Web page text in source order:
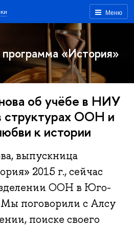
Меню
программа «История»
об учёбе в НИУ
ООН и
к истории
выпускница
2015 г., сейчас
ООН в Юго-
поговорили с Алсу
поиске своего